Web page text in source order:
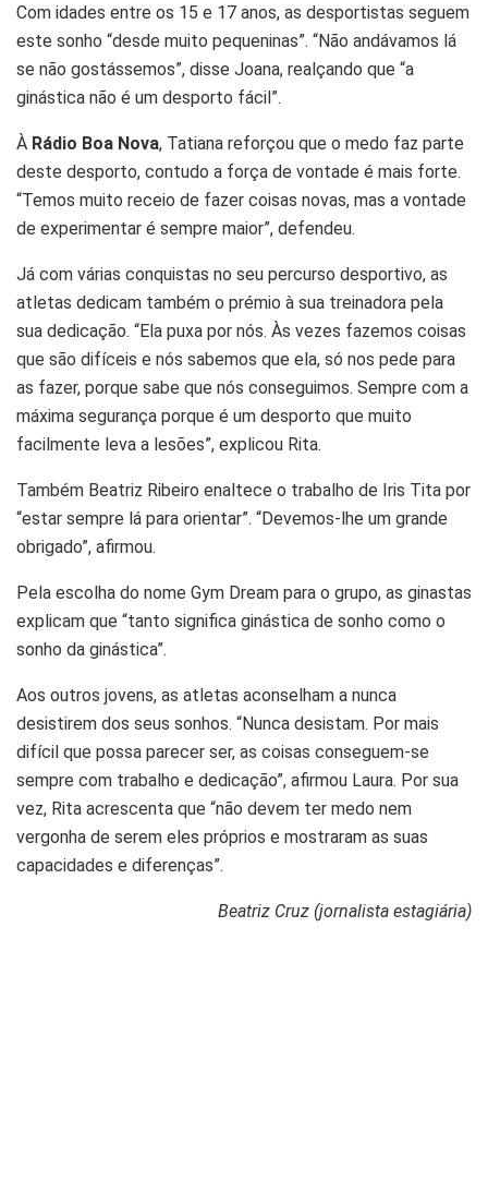
Com idades entre os 15 e 17 anos, as desportistas seguem
este sonho “desde muito pequeninas”. “Não andávamos lá
se não gostássemos”, disse Joana, realçando que “a
ginástica não é um desporto fácil”.
À Rádio Boa Nova, Tatiana reforçou que o medo faz parte
deste desporto, contudo a força de vontade é mais forte.
“Temos muito receio de fazer coisas novas, mas a vontade
de experimentar é sempre maior”, defendeu.
Já com várias conquistas no seu percurso desportivo, as
atletas dedicam também o prémio à sua treinadora pela
sua dedicação. “Ela puxa por nós. Às vezes fazemos coisas
que são difíceis e nós sabemos que ela, só nos pede para
as fazer, porque sabe que nós conseguimos. Sempre com a
máxima segurança porque é um desporto que muito
facilmente leva a lesões”, explicou Rita.
Também Beatriz Ribeiro enaltece o trabalho de Iris Tita por
“estar sempre lá para orientar”. “Devemos-lhe um grande
obrigado”, afirmou.
Pela escolha do nome Gym Dream para o grupo, as ginastas
explicam que “tanto significa ginástica de sonho como o
sonho da ginástica”.
Aos outros jovens, as atletas aconselham a nunca
desistirem dos seus sonhos. “Nunca desistam. Por mais
difícil que possa parecer ser, as coisas conseguem-se
sempre com trabalho e dedicação”, afirmou Laura. Por sua
vez, Rita acrescenta que “não devem ter medo nem
vergonha de serem eles próprios e mostraram as suas
capacidades e diferenças”.
Beatriz Cruz (jornalista estagiária)